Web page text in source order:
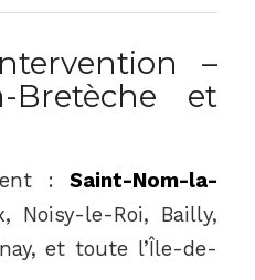
–
Bretèche et
:Saint-Nom-la-
Noisy-le-Roi, Bailly,
et toute l’Île-de-